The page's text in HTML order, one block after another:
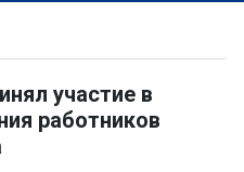
участие в
работников